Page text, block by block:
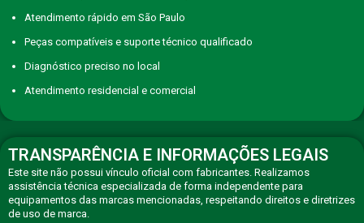
Atendimento rápido em São Paulo
Peças compatíveis e suporte técnico qualificado
Diagnóstico preciso no local
Atendimento residencial e comercial
TRANSPARÊNCIA E INFORMAÇÕES LEGAIS
Este site não possui vínculo oficial com fabricantes. Realizamos
assistência técnica especializada de forma independente para
equipamentos das marcas mencionadas, respeitando direitos e diretrizes
de uso de marca.